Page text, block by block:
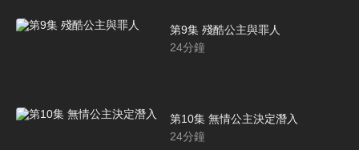
第9集 殘酷公主與罪人
24分鐘
第10集 無情公主決定潛入
24分鐘